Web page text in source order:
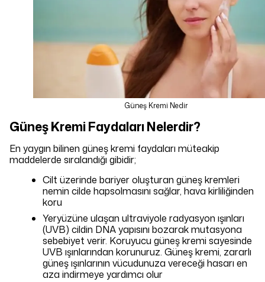
Güneş Kremi Nedir
Güneş Kremi Faydaları Nelerdir?
En yaygın bilinen güneş kremi faydaları müteakip
maddelerde sıralandığı gibidir;
Cilt üzerinde bariyer oluşturan güneş kremleri
nemin cilde hapsolmasını sağlar, hava kirliliğinden
koru
Yeryüzüne ulaşan ultraviyole radyasyon ışınları
(UVB) cildin DNA yapısını bozarak mutasyona
sebebiyet verir. Koruyucu güneş kremi sayesinde
UVB ışınlarından korunuruz. Güneş kremi, zararlı
güneş ışınlarının vücudunuza vereceği hasarı en
aza indirmeye yardımcı olur